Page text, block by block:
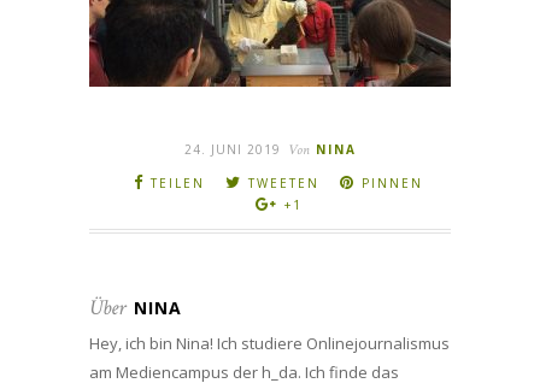
24. JUNI 2019 Von NINA
TEILEN
TWEETEN
PINNEN
+1
Über NINA
Hey, ich bin Nina! Ich studiere Onlinejournalismus
am Mediencampus der h_da. Ich finde das